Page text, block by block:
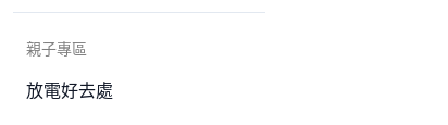
親子專區
放電好去處